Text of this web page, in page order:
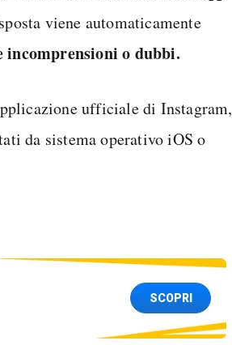
viene automaticamente
incomprensioni o dubbi.
ufficiale di Instagram,
da sistema operativo iOS o
SCOPRI